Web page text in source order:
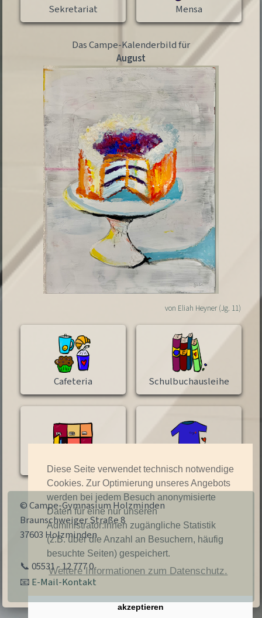
Diese Seite verwendet technisch notwendige
Cookies. Zur Optimierung unseres Angebots
werden bei jedem Besuch anonymisierte
Daten für eine nur unseren
Administrator:innen zugängliche Statistik
(z.B. über die Anzahl an Besuchern, häufig
besuchte Seiten) gespeichert.
Weitere Informationen zum Datenschutz.
akzeptieren
Sekretariat Mensa
Das Campe-Kalenderbild für
August
von Eliah Heyner (Jg. 11)
Cafeteria Schulbuchausleihe
Schließfach Campe-Shirts
© Campe-Gymnasium Holzminden
Braunschweiger Straße 8
37603 Holzminden
📞 05531 - 12 777 0
📧 E-Mail-Kontakt